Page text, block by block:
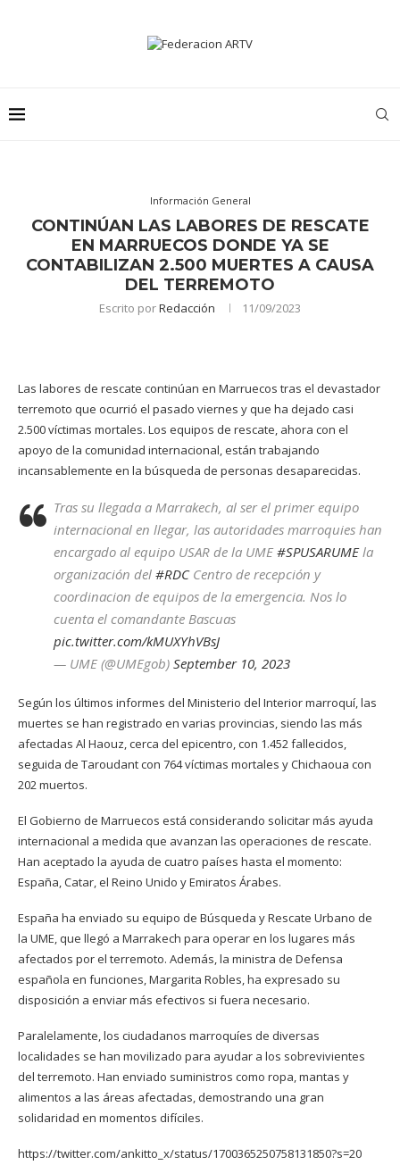
Información General
CONTINÚAN LAS LABORES DE RESCATE
EN MARRUECOS DONDE YA SE
CONTABILIZAN 2.500 MUERTES A CAUSA
DEL TERREMOTO
Escrito porRedacción 11/09/2023
Las labores de rescate continúan en Marruecos tras el devastador
terremoto que ocurrió el pasado viernes y que ha dejado casi
2.500 víctimas mortales. Los equipos de rescate, ahora con el
apoyo de la comunidad internacional, están trabajando
incansablemente en la búsqueda de personas desaparecidas.
Tras su llegada a Marrakech, al ser el primer equipo
internacional en llegar, las autoridades marroquies han
encargado al equipo USAR de la UME#SPUSARUMEla
organización del #RDCCentro de recepción y
coordinacion de equipos de la emergencia. Nos lo
cuenta el comandante Bascuas
pic.twitter.com/kMUXYhVBsJ
— UME (@UMEgob) September 10, 2023
Según los últimos informes del Ministerio del Interior marroquí, las
muertes se han registrado en varias provincias, siendo las más
afectadas Al Haouz, cerca del epicentro, con 1.452 fallecidos,
seguida de Taroudant con 764 víctimas mortales y Chichaoua con
202 muertos.
El Gobierno de Marruecos está considerando solicitar más ayuda
internacional a medida que avanzan las operaciones de rescate.
Han aceptado la ayuda de cuatro países hasta el momento:
España, Catar, el Reino Unido y Emiratos Árabes.
España ha enviado su equipo de Búsqueda y Rescate Urbano de
la UME, que llegó a Marrakech para operar en los lugares más
afectados por el terremoto. Además, la ministra de Defensa
española en funciones, Margarita Robles, ha expresado su
disposición a enviar más efectivos si fuera necesario.
Paralelamente, los ciudadanos marroquíes de diversas
localidades se han movilizado para ayudar a los sobrevivientes
del terremoto. Han enviado suministros como ropa, mantas y
alimentos a las áreas afectadas, demostrando una gran
solidaridad en momentos difíciles.
https://twitter.com/ankitto_x/status/1700365250758131850?s=20